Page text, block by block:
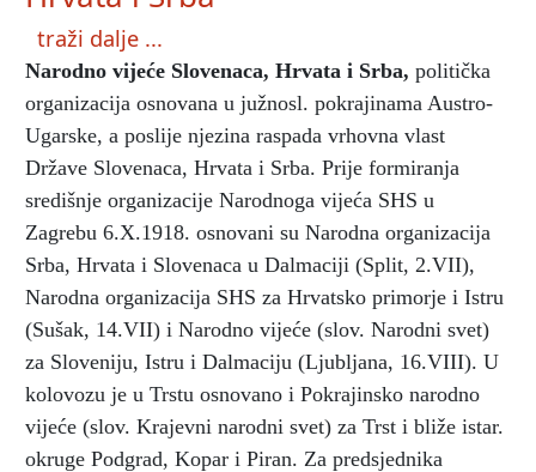
traži dalje ...
Narodno vijeće Slovenaca, Hrvata i Srba, politička
organizacija osnovana u južnosl. pokrajinama Austro-
Ugarske, a poslije njezina raspada vrhovna vlast
Države Slovenaca, Hrvata i Srba. Prije formiranja
središnje organizacije Narodnoga vijeća SHS u
Zagrebu 6.X.1918. osnovani su Narodna organizacija
Srba, Hrvata i Slovenaca u Dalmaciji (Split, 2.VII),
Narodna organizacija SHS za Hrvatsko primorje i Istru
(Sušak, 14.VII) i Narodno vijeće (slov. Narodni svet)
za Sloveniju, Istru i Dalmaciju (Ljubljana, 16.VIII). U
kolovozu je u Trstu osnovano i Pokrajinsko narodno
vijeće (slov. Krajevni narodni svet) za Trst i bliže istar.
okruge Podgrad, Kopar i Piran. Za predsjednika